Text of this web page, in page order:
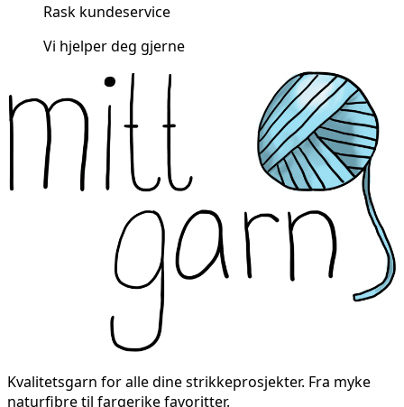
Rask kundeservice
Vi hjelper deg gjerne
Kvalitetsgarn for alle dine strikkeprosjekter. Fra myke
naturfibre til fargerike favoritter.